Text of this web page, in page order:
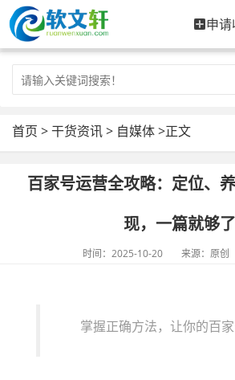
申
首页 >干货资讯> 自媒体>正文
百家号运营全攻略：定位、
现，一篇就够了
时间：2025-10-20 来源：原创
掌握正确方法，让你的百